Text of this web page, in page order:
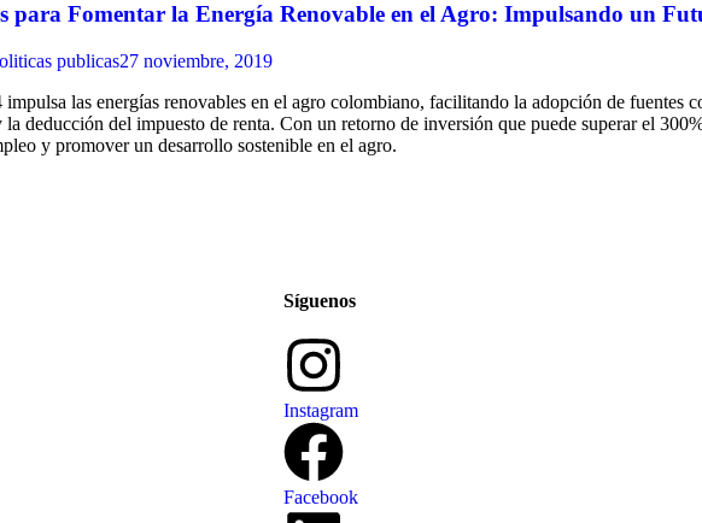
para Fomentar la Energía Renovable en el Agro: Impulsando un
publicas27 noviembre, 2019
las energías renovables en el agro colombiano, facilitando la adopción de fuentes
deducción del impuesto de renta. Con un retorno de inversión que puede superar el
y promover un desarrollo sostenible en el agro.
Síguenos
Instagram
Facebook